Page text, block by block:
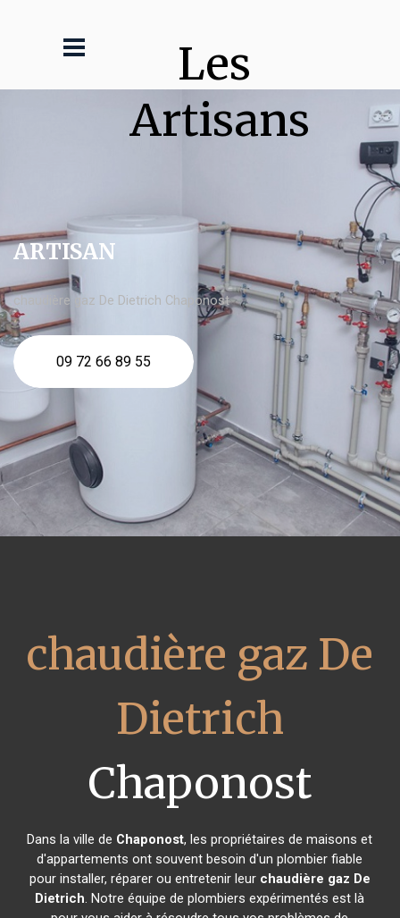
Les
Artisans
ARTISAN
chaudière gaz De Dietrich Chaponost
09 72 66 89 55
chaudière gaz De
Dietrich
Chaponost
Dans la ville de Chaponost, les propriétaires de maisons et
d'appartements ont souvent besoin d'un plombier fiable
pour installer, réparer ou entretenir leur chaudière gaz De
Dietrich. Notre équipe de plombiers expérimentés est là